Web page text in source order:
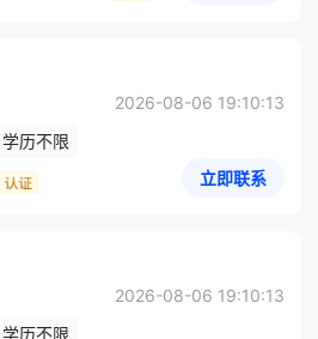
2026-08-06 19:10:13
学历不限
立即联系
2026-08-06 19:10:13
学历不限